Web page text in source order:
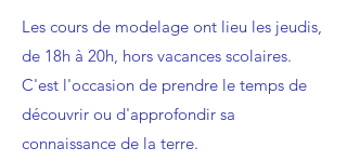
Les cours de modelage ont lieu les jeudis,
de 18h à 20h, hors vacances scolaires.
C'est l'occasion de prendre le temps de
découvrir ou d'approfondir sa
connaissance de la terre.